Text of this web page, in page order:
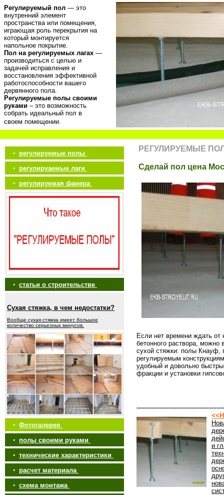
Регулируемый пол — это
внутренний элемент
пространства или помещения,
играющая роль перекрытия на
который монтируется
напольное покрытие.
Пол на регулируемых лагах —
производиться с целью и
задачей исправления и
восстановления эффективной
работоспособности вашего
дервянного пола.
Регулируемые полы своими
руками – это возможность
собрать идеальный пол в
своем помещении.
• регулируемые полы
• регулируаемые лаги
• регулируемая фанера
• статьи о строительстве
Сухая стяжка, в чем недостатки?
Вообще сухая стяжка имеет большое
количество серьезных минусов.
• Фотогалерея
• полы своими руками
• технические характеристики
• расчет материала
• схема монтажа
РЕГУЛИРУЕМЫЕ
Сделай пол цена
Если нет времени ждать
бетонного раствора,
сухой стяжки: полы Кнауф,
регулируемым
удобный и довольно
фракции и установки
и